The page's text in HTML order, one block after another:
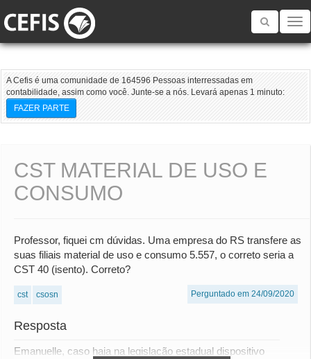
Toggle
A Cefis é uma comunidade de 164596 Pessoas interressadas em
contabilidade, assim como você. Junte-se a nós. Levará apenas 1 minuto:
FAZER PARTE
CST MATERIAL DE USO E
CONSUMO
Professor, fiquei cm dúvidas. Uma empresa do RS transfere as
suas filiais material de uso e consumo 5.557, o correto seria a
CST 40 (isento). Correto?
cst csosn Perguntado em 24/09/2020
Resposta
Emanuelle, caso haja na legislação estadual dispositivo